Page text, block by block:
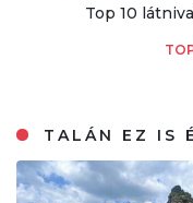
Top 10
TALÁN EZ IS